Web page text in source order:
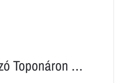
Toponáron …